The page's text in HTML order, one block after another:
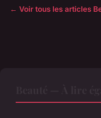
← Voir tous les articles